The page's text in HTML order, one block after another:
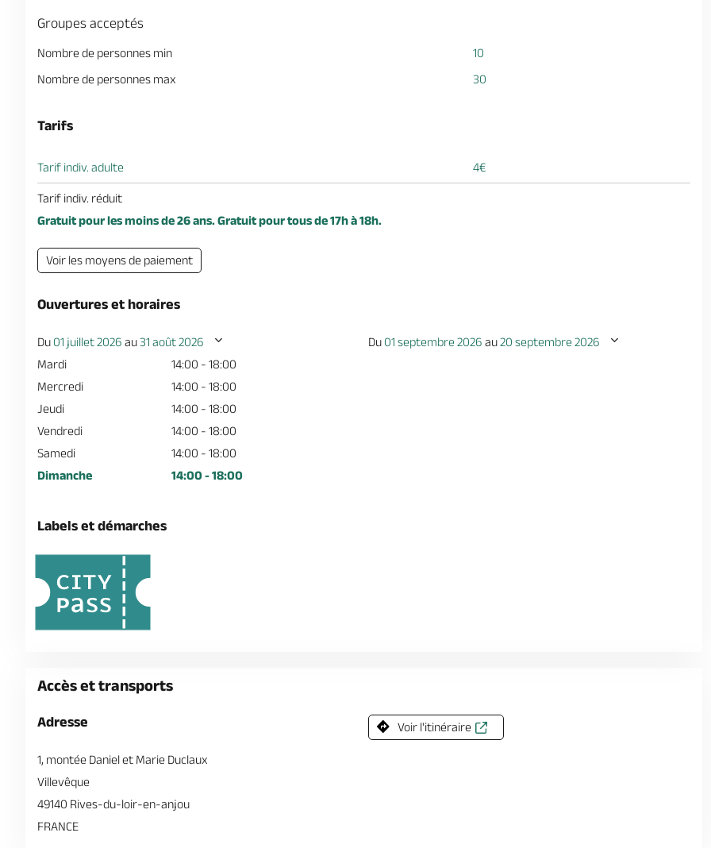
Groupes acceptés
Nombre de personnes min
10
Nombre de personnes max
30
Tarifs
Tarif indiv. adulte 4€
Tarif indiv. réduit
Gratuit pour les moins de 26 ans. Gratuit pour tous de 17h à 18h.
Voir les moyens de paiement
Ouvertures et horaires
Du 01 juillet 2026 au31 août 2026
Mardi
14:00 - 18:00
Mercredi
14:00 - 18:00
Jeudi
14:00 - 18:00
Vendredi
14:00 - 18:00
Samedi
14:00 - 18:00
Dimanche
14:00 - 18:00
Du 01 septembre 2026 au20 septembre 2026
Labels et démarches
Accès et transports
Adresse
1, montée Daniel et Marie Duclaux
Villevêque
49140 Rives-du-loir-en-anjou
FRANCE
Voir l'itinéraire